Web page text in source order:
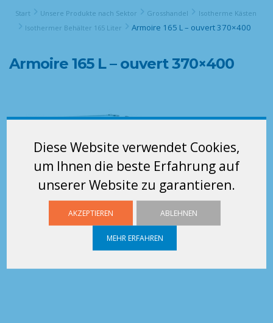
Diese Website verwendet Cookies,
um Ihnen die beste Erfahrung auf
unserer Website zu garantieren.
AKZEPTIEREN ABLEHNEN
MEHR ERFAHREN
Start Unsere Produkte nach Sektor Grosshandel
Isotherme Kästen
Isothermer Behälter 165 Liter
Armoire 165 L – ouvert 370×400
Armoire 165 L – ouvert 370×400